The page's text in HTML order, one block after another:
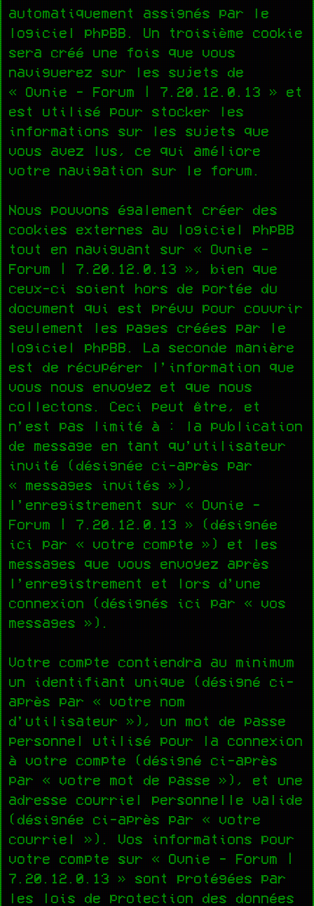
automatiquement assignés par le
logiciel phpBB. Un troisième cookie
sera créé une fois que vous
naviguerez sur les sujets de
« Ovnie - Forum | 7.20.12.0.13 » et
est utilisé pour stocker les
informations sur les sujets que
vous avez lus, ce qui améliore
votre navigation sur le forum.
Nous pouvons également créer des
cookies externes au logiciel phpBB
tout en naviguant sur « Ovnie -
Forum | 7.20.12.0.13 », bien que
ceux-ci soient hors de portée du
document qui est prévu pour couvrir
seulement les pages créées par le
logiciel phpBB. La seconde manière
est de récupérer l’information que
vous nous envoyez et que nous
collectons. Ceci peut être, et
n’est pas limité à : la publication
de message en tant qu’utilisateur
invité (désignée ci-après par
« messages invités »),
l’enregistrement sur « Ovnie -
Forum | 7.20.12.0.13 » (désignée
ici par « votre compte ») et les
messages que vous envoyez après
l’enregistrement et lors d’une
connexion (désignés ici par « vos
messages »).
Votre compte contiendra au minimum
un identifiant unique (désigné ci-
après par « votre nom
d’utilisateur »), un mot de passe
personnel utilisé pour la connexion
à votre compte (désigné ci-après
par « votre mot de passe »), et une
adresse courriel personnelle valide
(désignée ci-après par « votre
courriel »). Vos informations pour
votre compte sur « Ovnie - Forum |
7.20.12.0.13 » sont protégées par
les lois de protection des données